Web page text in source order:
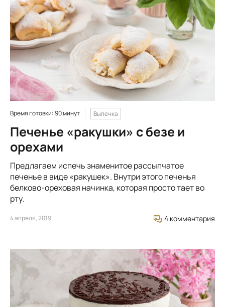
Время готовки: 90 минут Выпечка
Печенье «ракушки» с безе и
орехами
Предлагаем испечь знаменитое рассыпчатое
печенье в виде «ракушек». Внутри этого печенья
белково-ореховая начинка, которая просто тает во
рту.
4 апреля, 2019 4 комментария